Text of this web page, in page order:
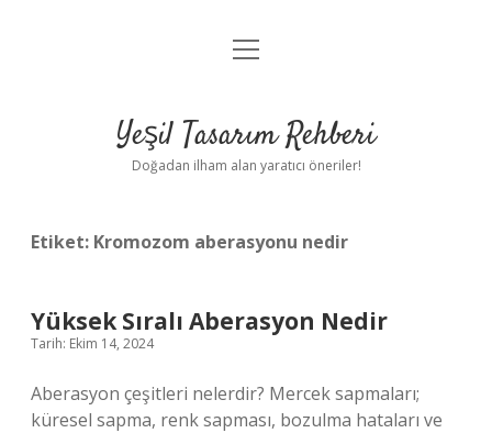
Anasayfa
Yasal Uyarı
menüyü
Yeşil Tasarım Rehberi
Doğadan ilham alan yaratıcı öneriler!
Etiket: Kromozom aberasyonu nedir
Yüksek Sıralı Aberasyon Nedir
Tarih: Ekim 14, 2024
Aberasyon çeşitleri nelerdir? Mercek sapmaları;
küresel sapma, renk sapması, bozulma hataları ve